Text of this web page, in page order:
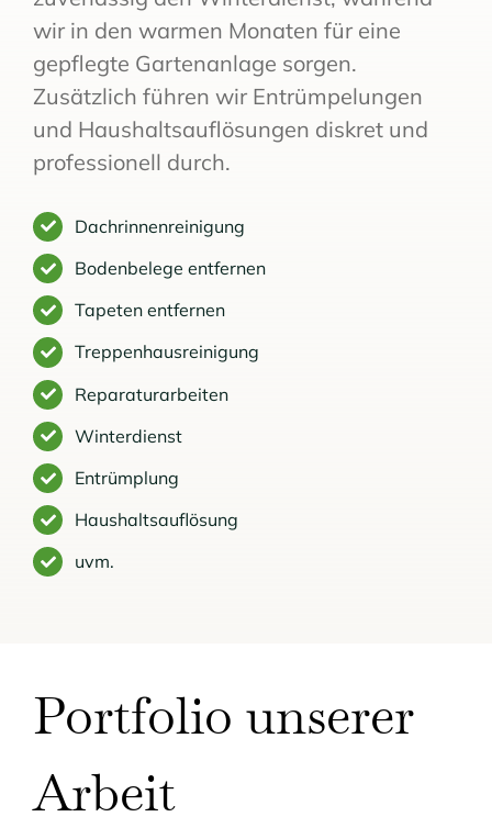
wir in den warmen Monaten für eine
gepflegte Gartenanlage sorgen.
Zusätzlich führen wir Entrümpelungen
und Haushaltsauflösungen diskret und
professionell durch.
Dachrinnenreinigung
Bodenbelege entfernen
Tapeten entfernen
Treppenhausreinigung
Reparaturarbeiten
Winterdienst
Entrümplung
Haushaltsauflösung
uvm.
Portfolio unserer
Arbeit